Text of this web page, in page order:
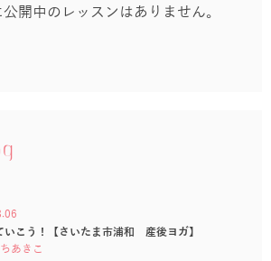
開中のレッスンはありません。
いこう！【さいたま市浦和 産後ヨガ】
あきこ